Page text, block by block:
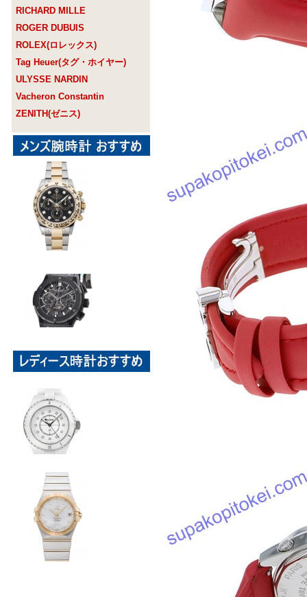
RICHARD MILLE
ROGER DUBUIS
ROLEX(ロレックス)
Tag Heuer(タグ・ホイヤー)
ULYSSE NARDIN
Vacheron Constantin
ZENITH(ゼニス)